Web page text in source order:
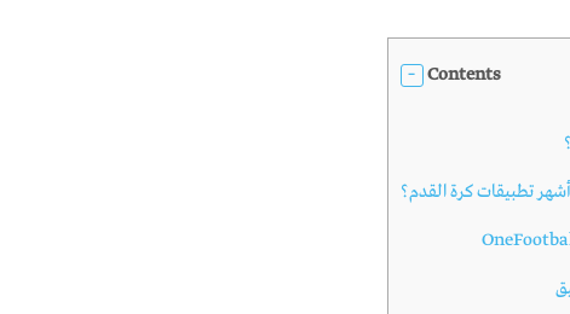
Contents